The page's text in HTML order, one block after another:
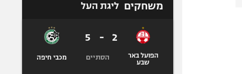
משחקים ליגת העל
הפועל באר
שבע
2
-
5
הסתיים מכבי חיפה